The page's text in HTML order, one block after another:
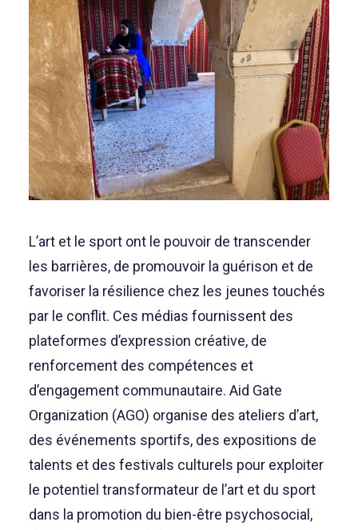
L’art et le sport ont le pouvoir de transcender
les barrières, de promouvoir la guérison et de
favoriser la résilience chez les jeunes touchés
par le conflit. Ces médias fournissent des
plateformes d’expression créative, de
renforcement des compétences et
d’engagement communautaire. Aid Gate
Organization (AGO) organise des ateliers d’art,
des événements sportifs, des expositions de
talents et des festivals culturels pour exploiter
le potentiel transformateur de l’art et du sport
dans la promotion du bien-être psychosocial,